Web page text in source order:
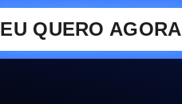
EU QUERO AGORA